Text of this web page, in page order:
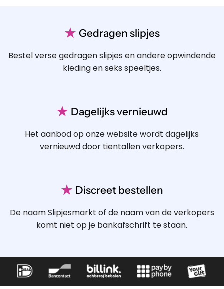
★ Gedragen slipjes
Bestel verse gedragen slipjes en andere opwindende
kleding en seks speeltjes.
★ Dagelijks vernieuwd
Het aanbod op onze website wordt dagelijks
vernieuwd door tientallen verkopers.
★ Discreet bestellen
De naam Slipjesmarkt of de naam van de verkopers
komt niet op je bankafschrift te staan.